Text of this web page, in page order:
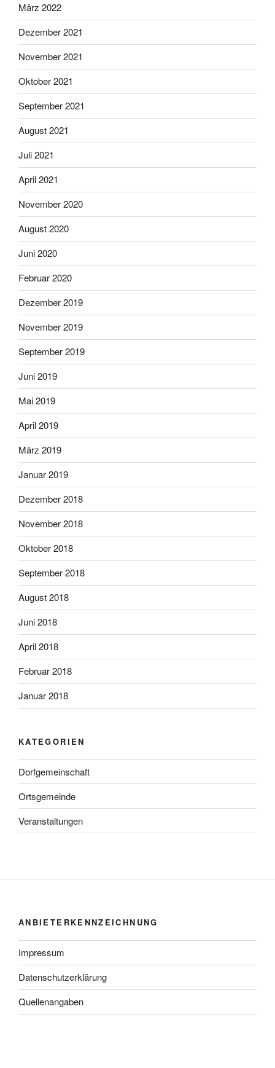
März 2022
Dezember 2021
November 2021
Oktober 2021
September 2021
August 2021
Juli 2021
April 2021
November 2020
August 2020
Juni 2020
Februar 2020
Dezember 2019
November 2019
September 2019
Juni 2019
Mai 2019
April 2019
März 2019
Januar 2019
Dezember 2018
November 2018
Oktober 2018
September 2018
August 2018
Juni 2018
April 2018
Februar 2018
Januar 2018
KATEGORIEN
Dorfgemeinschaft
Ortsgemeinde
Veranstaltungen
ANBIETERKENNZEICHNUNG
Impressum
Datenschutzerklärung
Quellenangaben